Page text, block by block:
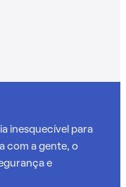
inesquecível para
com a gente, o
e